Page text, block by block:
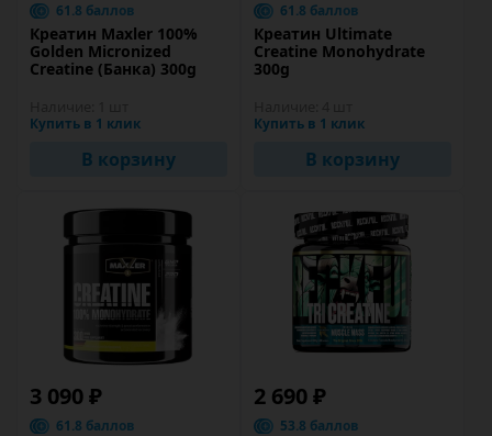
61.8 баллов
Креатин Maxler 100%
Golden Micronized
Creatine (Банка) 300g
Купить в 1 клик
В корзину
61.8 баллов
Креатин Ultimate
Creatine Monohydrate
300g
Купить в 1 клик
В корзину
3 090 ₽
61.8 баллов
2 690 ₽
53.8 баллов